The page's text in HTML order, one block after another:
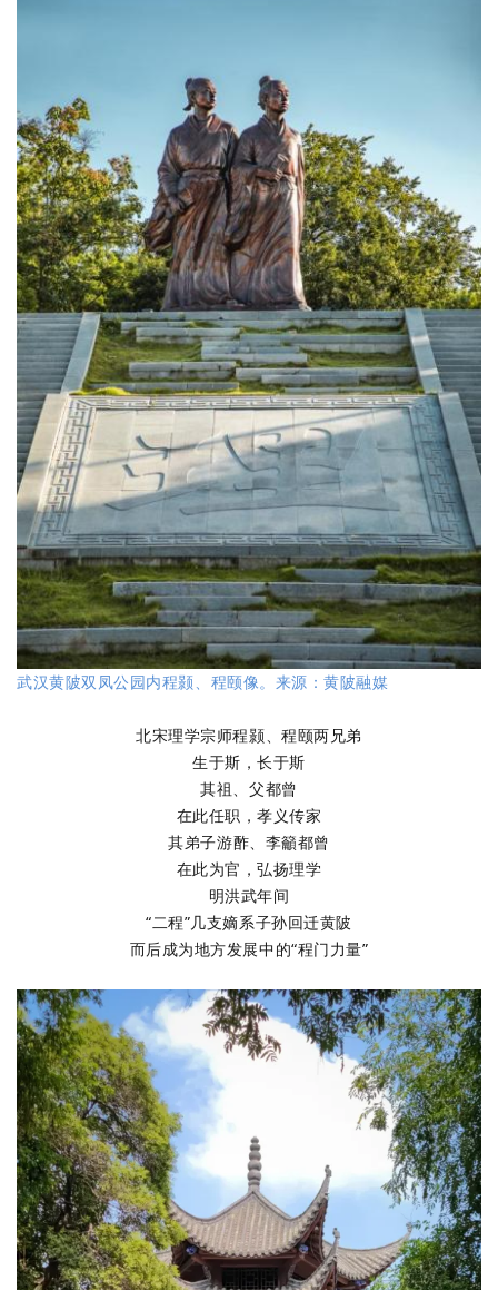
武汉黄陂双凤公园内程颢、程颐像。来源：黄陂融媒
北宋理学宗师程颢、程颐两兄弟
生于斯，长于斯
其祖、父都曾
在此任职，孝义传家
其弟子游酢、李籲都曾
在此为官，弘扬理学
明洪武年间
“二程”几支嫡系子孙回迁黄陂
而后成为地方发展中的“程门力量”